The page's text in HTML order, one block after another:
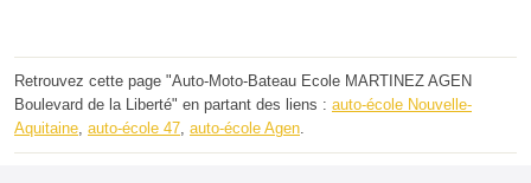
Retrouvez cette page "Auto-Moto-Bateau Ecole MARTINEZ AGEN
Boulevard de la Liberté" en partant des liens : auto-école Nouvelle-
Aquitaine auto-école 47 auto-école Agen